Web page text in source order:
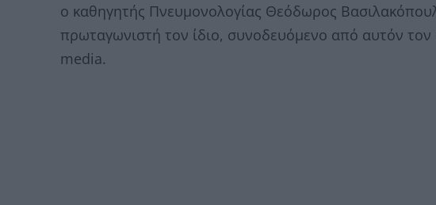
ο καθηγητής Πνευμονολογίας Θεόδωρος
πρωταγωνιστή τον ίδιο, συνοδευόμενο από αυτόν τον
media.